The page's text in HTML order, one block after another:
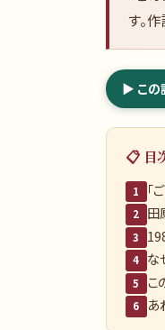
す。
▶ この
📋 目
1 「
2 田
3
4 な
5 こ
6 あ